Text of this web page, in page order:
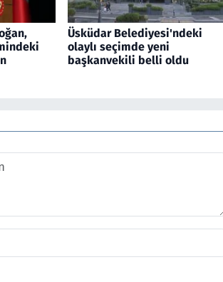
Üsküdar Belediyesi'ndeki
olaylı seçimde yeni
başkanvekili belli oldu